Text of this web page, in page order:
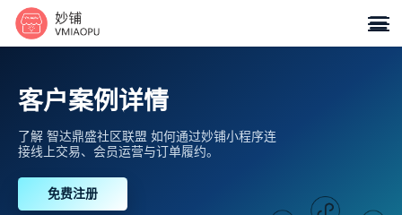

客户案例详情
了解 智达鼎盛社区联盟 如何通过妙铺小程序连
接线上交易、会员运营与订单履约。
免费注册